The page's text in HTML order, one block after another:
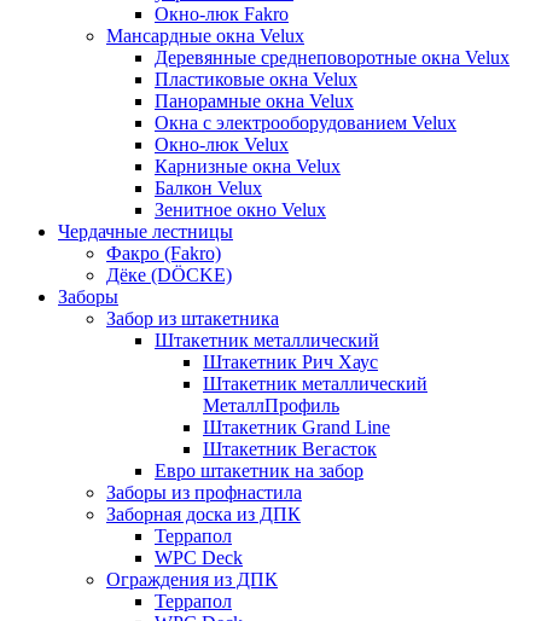
Окно-люк Fakro
Мансардные окна Velux
Деревянные среднеповоротные окна Velux
Пластиковые окна Velux
Панорамные окна Velux
Окна с электрооборудованием Velux
Окно-люк Velux
Карнизные окна Velux
Балкон Velux
Зенитное окно Velux
Чердачные лестницы
Факро (Fakro)
Дёке (DÖCKE)
Заборы
Забор из штакетника
Штакетник металлический
Штакетник Рич Хаус
Штакетник металлический
МеталлПрофиль
Штакетник Grand Line
Штакетник Вегасток
Евро штакетник на забор
Заборы из профнастила
Заборная доска из ДПК
Террапол
WPC Deck
Ограждения из ДПК
Террапол